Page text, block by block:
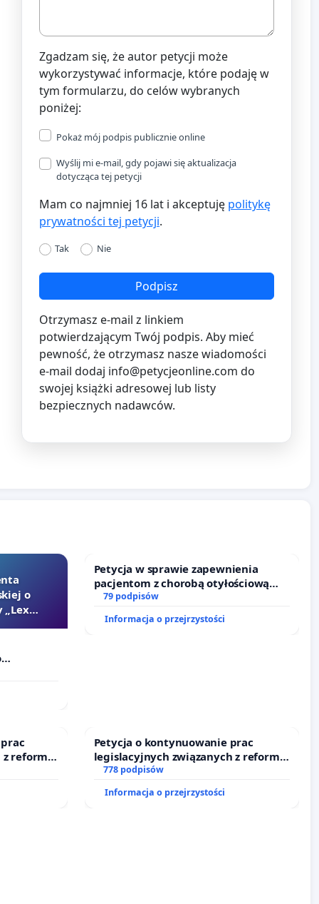
Zgadzam się, że autor petycji może
wykorzystywać informacje, które podaję w
tym formularzu, do celów wybranych
poniżej:
Pokaż mój podpis publicznie online
Wyślij mi e-mail, gdy pojawi się aktualizacja
dotycząca tej petycji
Mam co najmniej 16 lat i akceptuję politykę
prywatności tej petycji.
Tak Nie
Podpisz
Otrzymasz e-mail z linkiem
potwierdzającym Twój podpis. Aby mieć
pewność, że otrzymasz nasze wiadomości
e-mail dodaj info@petycjeonline.com do
swojej książki adresowej lub listy
bezpiecznych nadawców.
o
„Lex
Petycja w sprawie zapewnienia
pacjentom z chorobą otyłościową
dostępu do kompleksowego leczenia
79 podpisów
Informacja o przejrzystości
reformą
Petycja o kontynuowanie prac
legislacyjnych związanych z reformą
prawa rodzinnego
778 podpisów
Informacja o przejrzystości